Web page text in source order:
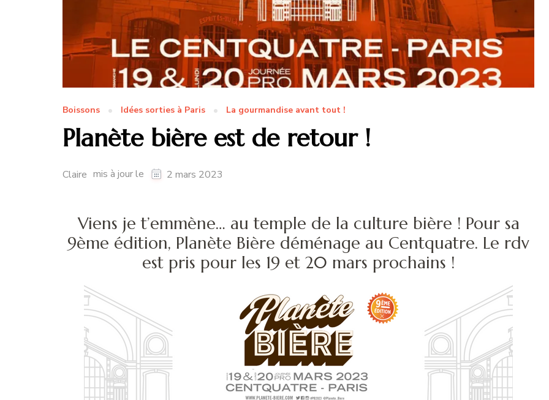
Boissons Idées sorties à Paris La gourmandise avant tout !
Planète bière est de retour !
Claire mis à jour le 2 mars 2023
Viens je t’emmène… au temple de la culture bière ! Pour sa
9ème édition, Planète Bière déménage au Centquatre. Le rdv
est pris pour les 19 et 20 mars prochains !